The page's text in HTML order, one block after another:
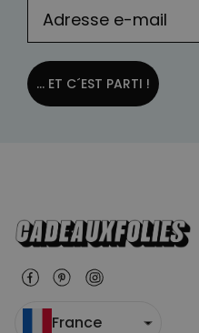
... ET C´EST PARTI !
France